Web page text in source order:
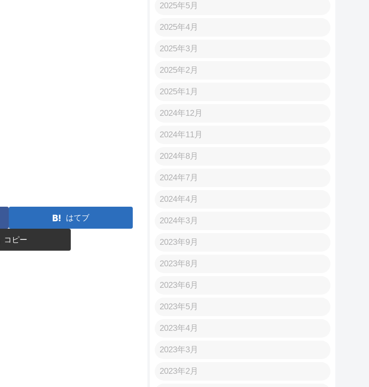
はてブ
コピー
2025年5月
2025年4月
2025年3月
2025年2月
2025年1月
2024年12月
2024年11月
2024年8月
2024年7月
2024年4月
2024年3月
2023年9月
2023年8月
2023年6月
2023年5月
2023年4月
2023年3月
2023年2月